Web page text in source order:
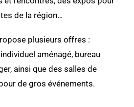
de la région…
plusieurs offres :
aménagé, bureau
ainsi que des salles de
de gros événements.